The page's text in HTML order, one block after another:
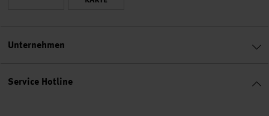
Service Hotline
Unternehmen